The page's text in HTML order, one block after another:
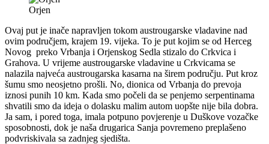
Orjen
Ovaj put je inače napravljen tokom austrougarske vladavine nad
ovim područjem, krajem 19. vijeka. To je put kojim se od Herceg
Novog preko Vrbanja i Orjenskog Sedla stizalo do Crkvica i
Grahova. U vrijeme austrougarske vladavine u Crkvicama se
nalazila najveća austrougarska kasarna na širem području. Put kroz
šumu smo neosjetno prošli. No, dionica od Vrbanja do prevoja
iznosi punih 10 km. Kada smo počeli da se penjemo serpentinama
shvatili smo da ideja o dolasku malim autom uopšte nije bila dobra.
Ja sam, i pored toga, imala potpuno povjerenje u Duškove vozačke
sposobnosti, dok je naša drugarica Sanja povremeno preplašeno
podvriskivala sa zadnjeg sjedišta.